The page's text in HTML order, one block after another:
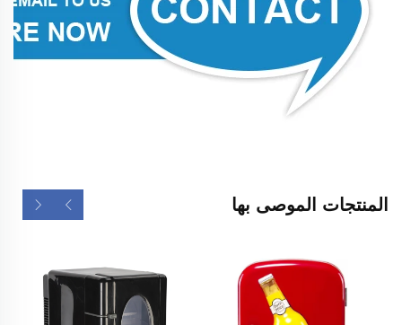
المنتجات الموصى بها